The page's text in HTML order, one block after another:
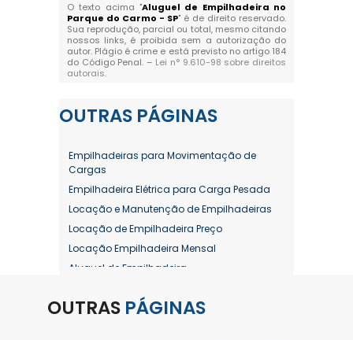
O texto acima "Aluguel de Empilhadeira no
Parque do Carmo - SP" é de direito reservado.
Sua reprodução, parcial ou total, mesmo citando
nossos links, é proibida sem a autorização do
autor. Plágio é crime e está previsto no artigo 184
do Código Penal. – Lei n° 9.610-98 sobre direitos
autorais.
OUTRAS PÁGINAS
Empilhadeiras para Movimentação de
Cargas
Empilhadeira Elétrica para Carga Pesada
Locação e Manutenção de Empilhadeiras
Locação de Empilhadeira Preço
Locação Empilhadeira Mensal
Aluguel de Empilhadeira
Aluguel de Empilhadeira Diária Valor
OUTRAS PÁGINAS